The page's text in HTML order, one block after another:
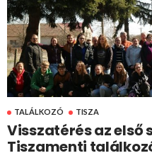
TALÁLKOZÓ TISZA
Visszatérés az első
Tiszamenti